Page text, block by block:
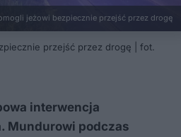
jeżowi bezpiecznie przejść przez drogę
przejść przez drogę | fot.
interwencja
Mundurowi podczas